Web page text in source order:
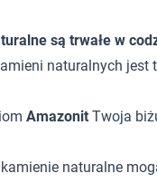
są trwałe w
naturalnych jest
Amazonit Twoja
naturalne